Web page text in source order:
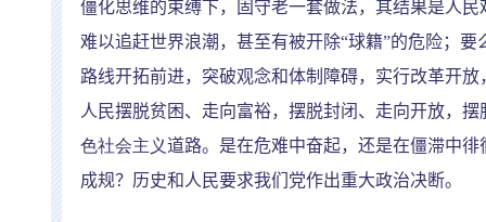
僵化思维的束缚下，固守老一套做法，其结果是人
难以追赶世界浪潮，甚至有被开除“球籍”的危险；要
路线开拓前进，突破观念和体制障碍，实行改革开放
人民摆脱贫困、走向富裕，摆脱封闭、走向开放，
色社会主义道路。是在危难中奋起，还是在僵滞中
成规？历史和人民要求我们党作出重大政治决断。